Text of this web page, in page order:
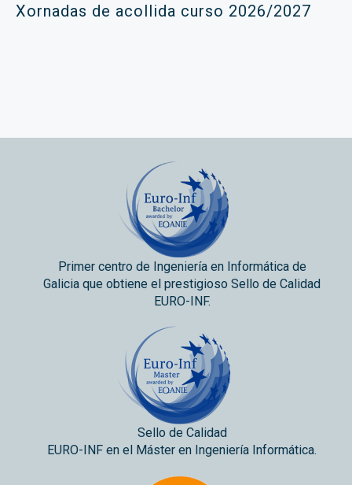
Xornadas de acollida curso 2026/2027
Primer centro de Ingeniería en Informática de
Galicia que obtiene el prestigioso Sello de Calidad
EURO-INF.
Sello de Calidad
EURO-INF en el Máster en Ingeniería Informática.